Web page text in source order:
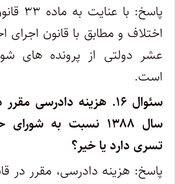
پاسخ:
اختلاف و مطابق با قانون اجرای
عشر دولتی از پرونده های
است.
سئوال ۱۶.
هزینه دادرسی مقرر
سال ۱۳۸۸ نسبت به
تسری دارد یا خیر؟
پاسخ: هزینه دادرسی، مقرر در